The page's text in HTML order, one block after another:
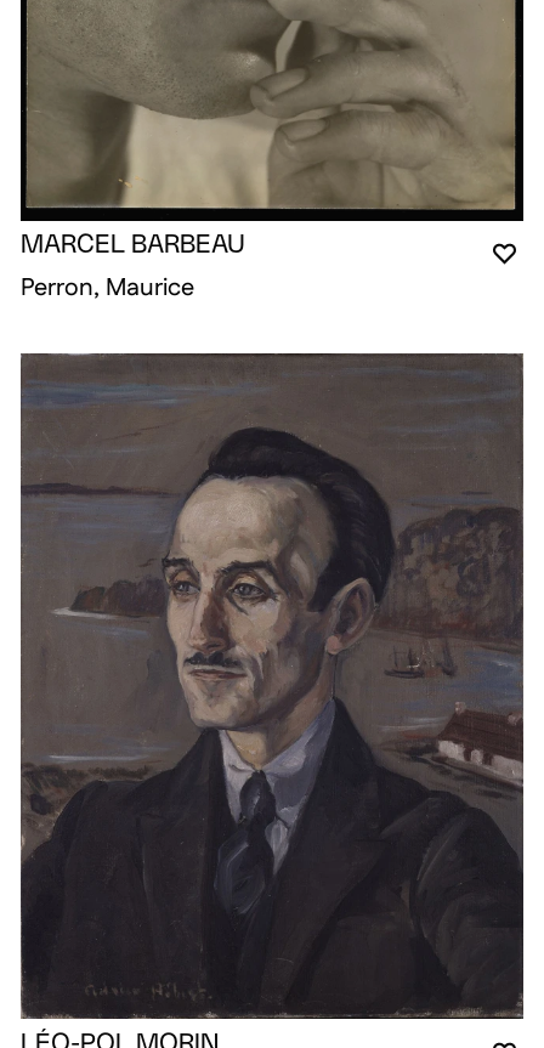
MARCEL BARBEAU
Perron, Maurice